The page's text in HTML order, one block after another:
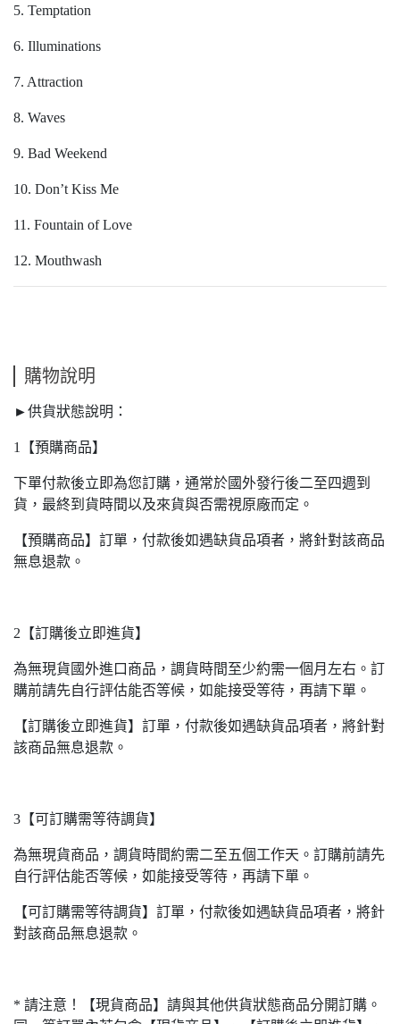
5. Temptation
6. Illuminations
7. Attraction
8. Waves
9. Bad Weekend
10. Don’t Kiss Me
11. Fountain of Love
12. Mouthwash
購物說明
►供貨狀態說明：
1【預購商品】
下單付款後立即為您訂購，通常於國外發行後二至四週到
貨，最終到貨時間以及來貨與否需視原廠而定。
【預購商品】訂單，付款後如遇缺貨品項者，將針對該商品
無息退款。
2【訂購後立即進貨】
為無現貨國外進口商品，調貨時間至少約需一個月左右。訂
購前請先自行評估能否等候，如能接受等待，再請下單。
【訂購後立即進貨】訂單，付款後如遇缺貨品項者，將針對
該商品無息退款。
3【可訂購需等待調貨】
為無現貨商品，調貨時間約需二至五個工作天。訂購前請先
自行評估能否等候，如能接受等待，再請下單。
【可訂購需等待調貨】訂單，付款後如遇缺貨品項者，將針
對該商品無息退款。
* 請注意！【現貨商品】請與其他供貨狀態商品分開訂購。